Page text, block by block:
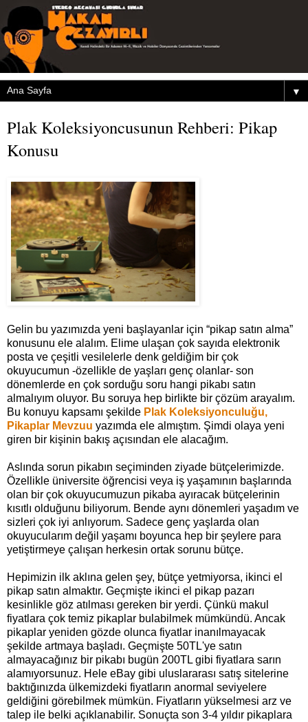
▼
Plak Koleksiyoncusunun Rehberi: Pikap
Konusu
Gelin bu yazımızda yeni başlayanlar için “pikap satın alma”
konusunu ele alalım. Elime ulaşan çok sayıda elektronik
posta ve çeşitli vesilelerle denk geldiğim bir çok
okuyucumun -özellikle de yaşları genç olanlar- son
dönemlerde en çok sorduğu soru hangi pikabı satın
almalıyım oluyor. Bu soruya hep birlikte bir çözüm arayalım.
Bu konuyu kapsamı şekilde Plak Koleksiyonculuğu,
Pikaplar Mevzuu yazımda ele almıştım. Şimdi olaya yeni
giren bir kişinin bakış açısından ele alacağım.
Aslında sorun pikabın seçiminden ziyade bütçelerimizde.
Özellikle üniversite öğrencisi veya iş yaşamının başlarında
olan bir çok okuyucumuzun pikaba ayıracak bütçelerinin
kısıtlı olduğunu biliyorum. Bende aynı dönemleri yaşadım ve
sizleri çok iyi anlıyorum. Sadece genç yaşlarda olan
okuyucularım değil yaşamı boyunca hep bir şeylere para
yetiştirmeye çalışan herkesin ortak sorunu bütçe.
Hepimizin ilk aklına gelen şey, bütçe yetmiyorsa, ikinci el
pikap satın almaktır. Geçmişte ikinci el pikap pazarı
kesinlikle göz atılması gereken bir yerdi. Çünkü makul
fiyatlara çok temiz pikaplar bulabilmek mümkündü. Ancak
pikaplar yeniden gözde olunca fiyatlar inanılmayacak
şekilde artmaya başladı. Geçmişte 50TL'ye satın
almayacağınız bir pikabı bugün 200TL gibi fiyatlara sarın
alamıyorsunuz. Hele eBay gibi uluslararası satış sitelerine
baktığınızda ülkemizdeki fiyatların anormal seviyelere
geldiğini görebilmek mümkün. Fiyatların yükselmesi arz ve
talep ile belki açıklanabilir. Sonuçta son 3-4 yıldır pikaplara